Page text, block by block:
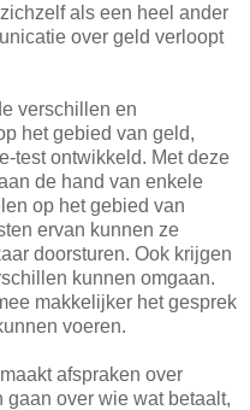
als een heel ander
over geld verloopt
verschillen en
het gebied van geld,
test ontwikkeld. Met deze
de hand van enkele
op het gebied van
ervan kunnen ze
doorsturen. Ook krijgen
kunnen omgaan.
makkelijker het gesprek
voeren.
afspraken over
over wie wat betaalt,